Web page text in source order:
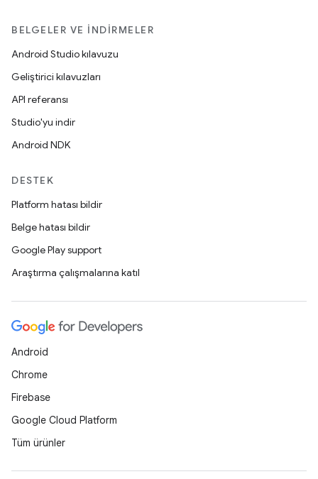
BELGELER VE İNDIRMELER
Android Studio kılavuzu
Geliştirici kılavuzları
API referansı
Studio'yu indir
Android NDK
DESTEK
Platform hatası bildir
Belge hatası bildir
Google Play support
Araştırma çalışmalarına katıl
Android
Chrome
Firebase
Google Cloud Platform
Tüm ürünler